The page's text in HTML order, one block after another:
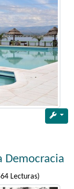
Democracia
Lecturas)